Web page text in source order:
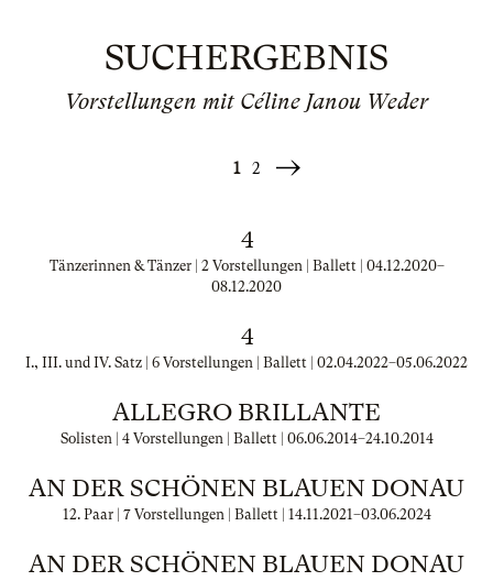
SUCHERGEBNIS
Vorstellungen mit Céline Janou Weder
1 2
Weiter
4
Tänzerinnen & Tänzer | 2 Vorstellungen | Ballett | 04.12.2020–
08.12.2020
4
I., III. und IV. Satz | 6 Vorstellungen | Ballett | 02.04.2022–05.06.2022
ALLEGRO BRILLANTE
Solisten | 4 Vorstellungen | Ballett | 06.06.2014–24.10.2014
AN DER SCHÖNEN BLAUEN DONAU
12. Paar | 7 Vorstellungen | Ballett | 14.11.2021–03.06.2024
AN DER SCHÖNEN BLAUEN DONAU